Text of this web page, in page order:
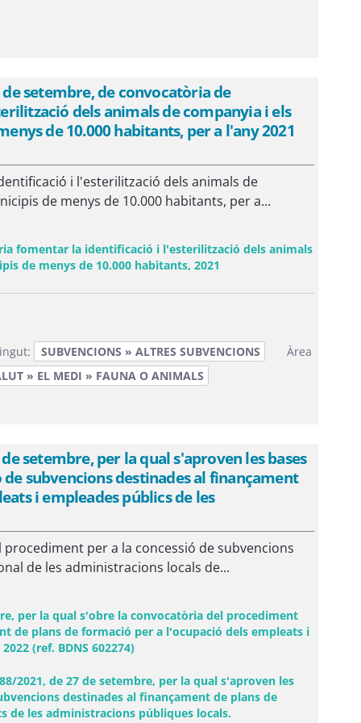
de setembre, de convocatòria de
dels animals de companyia i els
de 10.000 habitants, per a l'any 2021
i l'esterilització dels animals de
de menys de 10.000 habitants, per a...
fomentar la identificació i l'esterilització dels animals
de menys de 10.000 habitants, 2021
SUBVENCIONS » ALTRES SUBVENCIONS
Àrea
» EL MEDI » FAUNA O ANIMALS
de setembre, per la qual s'aproven les bases
subvencions destinades al finançament
i empleades públics de les
per a la concessió de subvencions
de les administracions locals de...
per la qual s'obre la convocatòria del procediment
de plans de formació per a l'ocupació dels empleats i
(ref. BDNS 602274)
2021, de 27 de setembre, per la qual s'aproven les
destinades al finançament de plans de
de les administracions públiques locals.